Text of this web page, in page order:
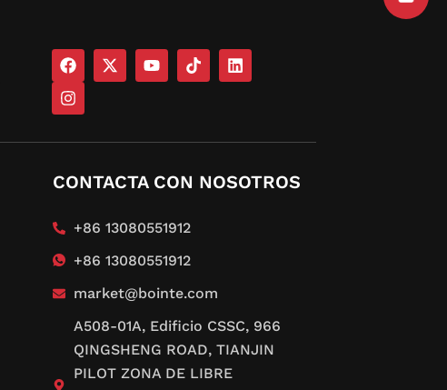
CONTACTA CON NOSOTROS
+86 13080551912
+86 13080551912
market@bointe.com
A508-01A, Edificio CSSC, 966
QINGSHENG ROAD, TIANJIN
PILOT ZONA DE LIBRE